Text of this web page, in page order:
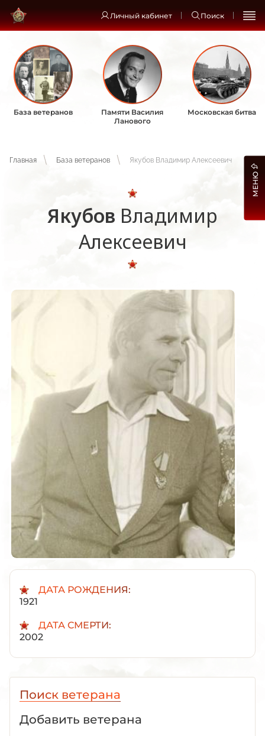
Личный кабинет Поиск
База ветеранов
Памяти Василия
Ланового
Московская битва
Главная База ветеранов Якубов Владимир Алексеевич
Якубов Владимир
Алексеевич
ДАТА РОЖДЕНИЯ:
1921
ДАТА СМЕРТИ:
2002
Поиск ветерана
Добавить ветерана
МЕНЮ